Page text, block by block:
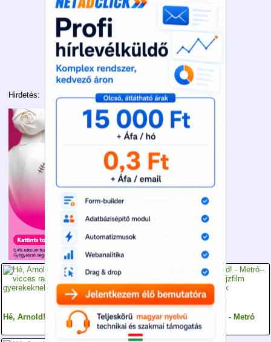
Hirdetés:
Hé, Arnold! - Sapka Hé, Arnold! - Társak Hé, Arnold! - Metró